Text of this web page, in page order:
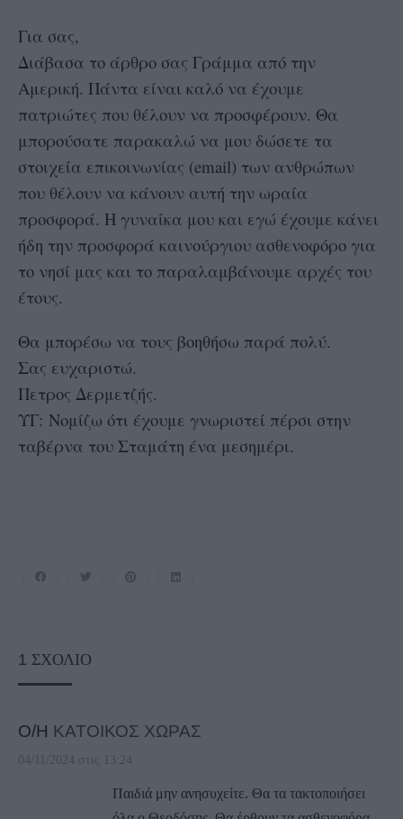
Για σας,
Διάβασα το άρθρο σας Γράμμα από την
Αμερική. Πάντα είναι καλό να έχουμε
πατριώτες που θέλουν να προσφέρουν. Θα
μπορούσατε παρακαλώ να μου δώσετε τα
στοιχεία επικοινωνίας (email) των ανθρώπων
που θέλουν να κάνουν αυτή την ωραία
προσφορά. Η γυναίκα μου και εγώ έχουμε κάνει
ήδη την προσφορά καινούργιου ασθενοφόρο για
το νησί μας και το παραλαμβάνουμε αρχές του
έτους.
Θα μπορέσω να τους βοηθήσω παρά πολύ.
Σας ευχαριστώ.
Πετρος Δερμετζής.
ΥΓ: Νομίζω ότι έχουμε γνωριστεί πέρσι στην
ταβέρνα του Σταμάτη ένα μεσημέρι.
1 ΣΧΌΛΙΟ
Ο/Η ΚΑΤΟΙΚΟΣ ΧΩΡΑΣ
04/11/2024 στις 13:24
Παιδιά μην ανησυχείτε. Θα τα τακτοποιήσει